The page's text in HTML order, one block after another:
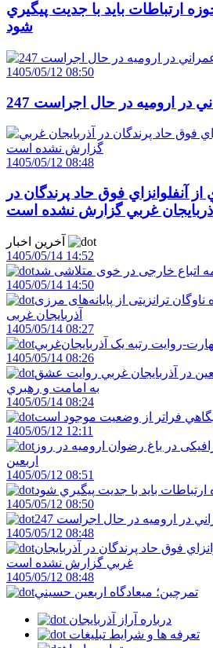
ارتباطات بايد با جديت پيگيري
شود
1405/05/12 08:50
در اروميه در حال اجراست
1405/05/12 08:48
آنفلوانزاي فوق حاد پرندگان در
آذربايجان غربي گزارش نشده است
1405/05/14 14:52
اتباع خارجی در خوی متلاشی شد
1405/05/14 14:50
ناوگان ترانزیتی از پایانه‌های مرزی
آذربایجان ‌غربی
1405/05/14 08:27
روايت رتبه يک آذربايجان‌غربي
1405/05/14 08:26
در آذربايجان غربي روايت عشق
به امامت و رهبري
1405/05/14 08:24
فراتر از وضعيت موجود است
1405/05/12 12:11
در باغ رضوان ارومیه در روز
اربعین
1405/05/12 08:51
بايد با جديت پيگيري شود
1405/05/12 08:50
در اروميه در حال اجراست
1405/05/12 08:48
فوق حاد پرندگان در آذربايجان
غربي گزارش نشده است
1405/05/12 08:48
تمرچين؛ ميعادگاه اربعين حسيني
درباره آراز آذربایجان
تعرفه ها و شرایط تبلیغات